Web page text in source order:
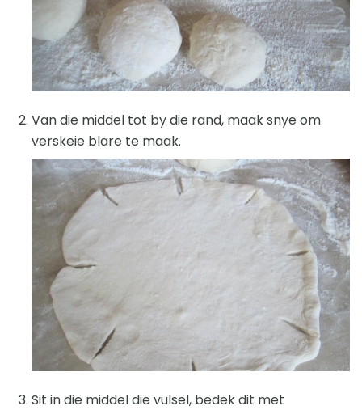
Van die middel tot by die rand, maak snye om
verskeie blare te maak.
Sit in die middel die vulsel, bedek dit met